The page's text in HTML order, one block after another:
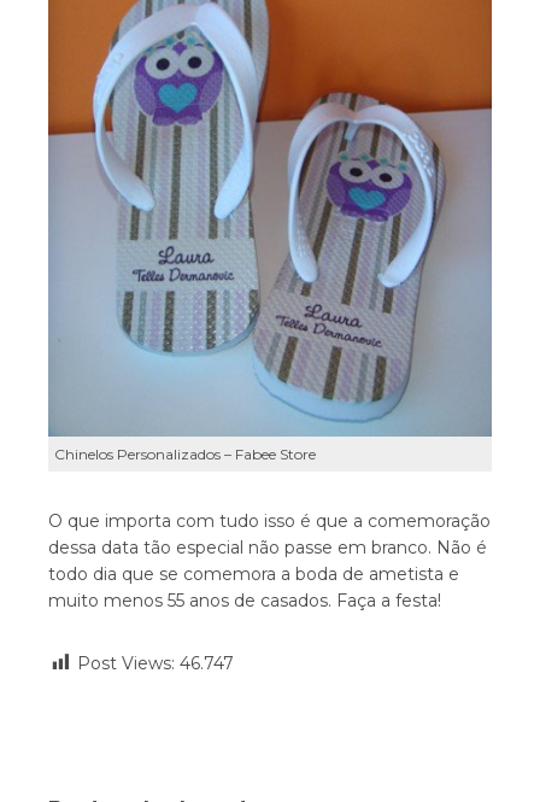
Chinelos Personalizados – Fabee Store
O que importa com tudo isso é que a comemoração
dessa data tão especial não passe em branco. Não é
todo dia que se comemora a boda de ametista e
muito menos 55 anos de casados. Faça a festa!
Post Views: 46.747